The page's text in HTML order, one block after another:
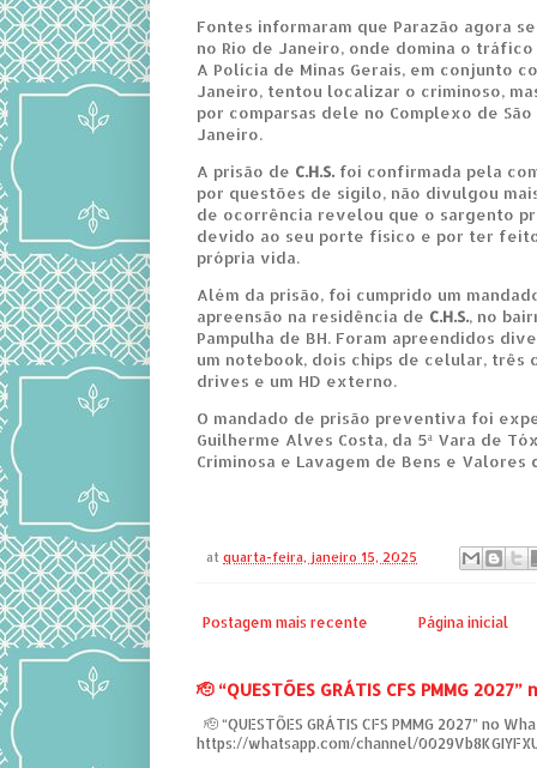
Fontes informaram que Parazão agora
no Rio de Janeiro, onde domina o
A Polícia de Minas Gerais, em conjunto
Janeiro, tentou localizar o criminoso,
por comparsas dele no Complexo de São
Janeiro.
A prisão de C.H.S. foi confirmada pela
por questões de sigilo, não divulgou
de ocorrência revelou que o sargento
devido ao seu porte físico e por ter
própria vida.
Além da prisão, foi cumprido um
apreensão na residência de C.H.S., no
Pampulha de BH. Foram apreendidos
um notebook, dois chips de celular, três
drives e um HD externo.
O mandado de prisão preventiva foi
Guilherme Alves Costa, da 5ª Vara de
Criminosa e Lavagem de Bens e
atquarta-feira, janeiro 15, 2025
Postagem mais recente Página inicial
‎🫡 “QUESTÕES GRÁTIS CFS PMMG
🫡 “QUESTÕES GRÁTIS CFS PMMG 2027” no
https://whatsapp.com/channel/